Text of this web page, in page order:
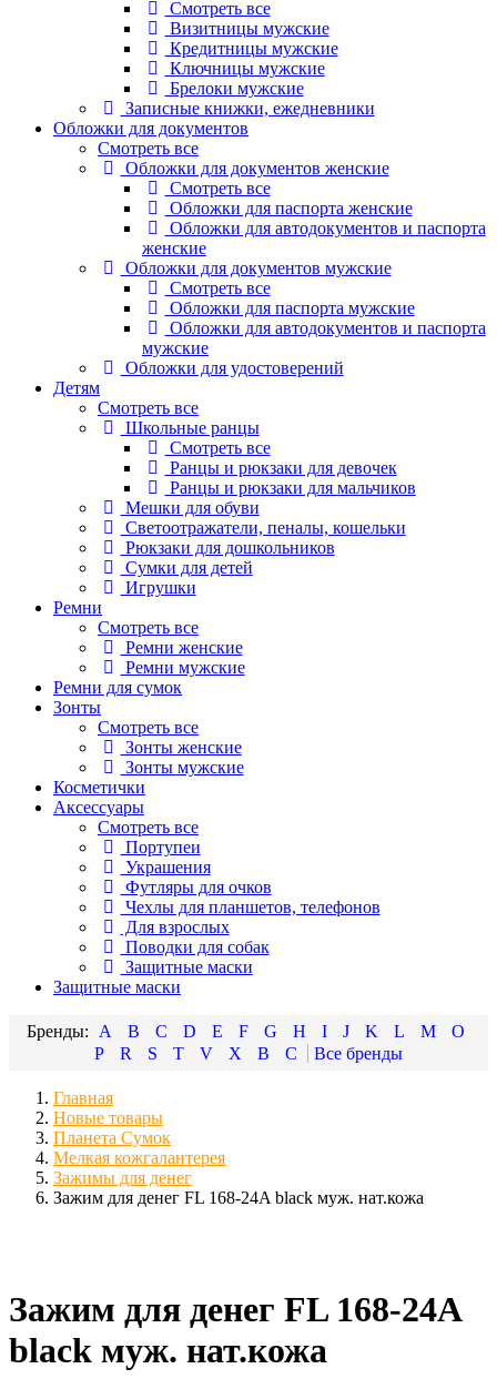
Смотреть все
Визитницы мужские
Кредитницы мужские
Ключницы мужские
Брелоки мужские
Записные книжки, ежедневники
Обложки для документов
Смотреть все
Обложки для документов женские
Смотреть все
Обложки для паспорта женские
Обложки для автодокументов и паспорта
женские
Обложки для документов мужские
Смотреть все
Обложки для паспорта мужские
Обложки для автодокументов и паспорта
мужские
Обложки для удостоверений
Детям
Смотреть все
Школьные ранцы
Смотреть все
Ранцы и рюкзаки для девочек
Ранцы и рюкзаки для мальчиков
Мешки для обуви
Светоотражатели, пеналы, кошельки
Рюкзаки для дошкольников
Сумки для детей
Игрушки
Ремни
Смотреть все
Ремни женские
Ремни мужские
Ремни для сумок
Зонты
Смотреть все
Зонты женские
Зонты мужские
Косметички
Аксессуары
Смотреть все
Портупеи
Украшения
Футляры для очков
Чехлы для планшетов, телефонов
Для взрослых
Поводки для собак
Защитные маски
Защитные маски
A B C D E F G H I J K L M
O
P
R S T V X В С
Главная
Новые товары
Планета Сумок
Мелкая кожгалантерея
Зажимы для денег
Зажим для денег FL 168-24A black муж. нат.кожа
Зажим для денег FL 168-24A
black муж. нат.кожа